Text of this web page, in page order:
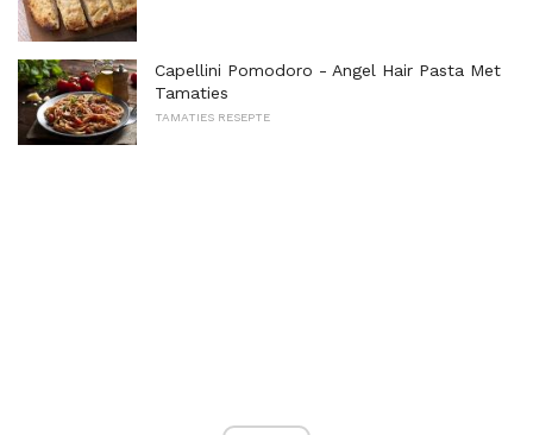
Capellini Pomodoro - Angel Hair Pasta Met
Tamaties
TAMATIES RESEPTE